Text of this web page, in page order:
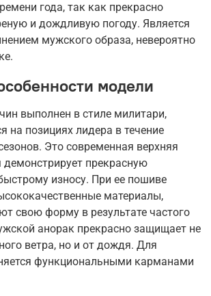
года, так как прекрасно
и дождливую погоду. Является
мужского образа, невероятно
модели
выполнен в стиле милитари,
на позициях лидера в течение
Это современная верхняя
прекрасную
износу. При ее пошиве
материалы,
свою форму в результате частого
анорак прекрасно защищает не
ветра, но и от дождя. Для
функциональными карманами